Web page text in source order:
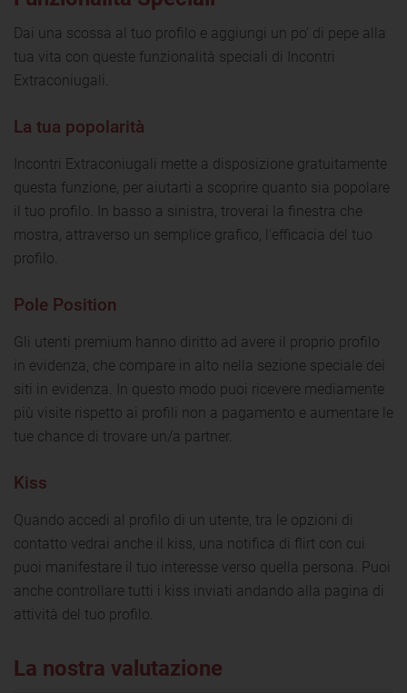
Dai una scossa al tuo profilo e aggiungi un po’ di pepe alla
tua vita con queste funzionalità speciali di Incontri
Extraconiugali.
La tua popolarità
Incontri Extraconiugali mette a disposizione gratuitamente
questa funzione, per aiutarti a scoprire quanto sia popolare
il tuo profilo. In basso a sinistra, troverai la finestra che
mostra, attraverso un semplice grafico, l'efficacia del tuo
profilo.
Pole Position
Gli utenti premium hanno diritto ad avere il proprio profilo
in evidenza, che compare in alto nella sezione speciale dei
siti in evidenza. In questo modo puoi ricevere mediamente
più visite rispetto ai profili non a pagamento e aumentare le
tue chance di trovare un/a partner.
Kiss
Quando accedi al profilo di un utente, tra le opzioni di
contatto vedrai anche il kiss, una notifica di flirt con cui
puoi manifestare il tuo interesse verso quella persona. Puoi
anche controllare tutti i kiss inviati andando alla pagina di
attività del tuo profilo.
La nostra valutazione